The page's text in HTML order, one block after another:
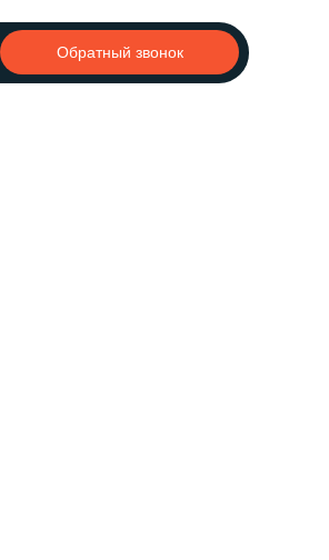
Обратный звонок